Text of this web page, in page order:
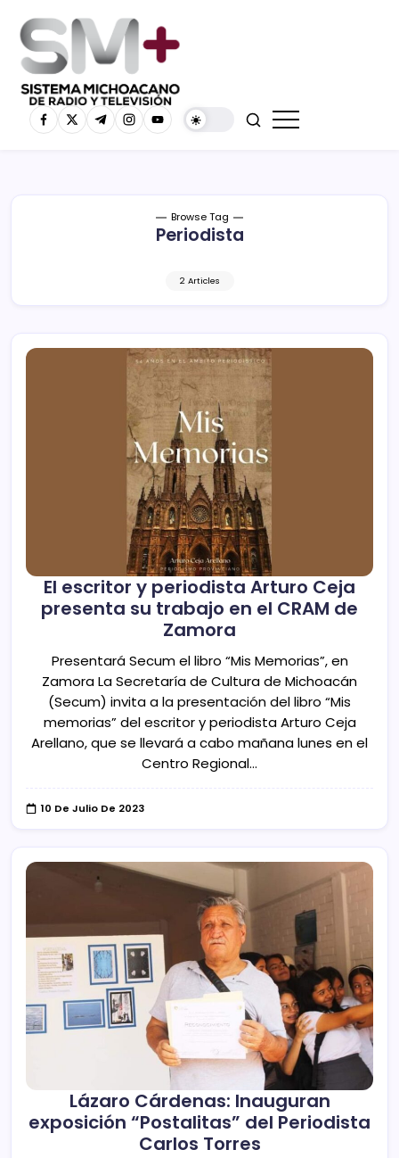
Browse Tag
Periodista
2 Articles
El escritor y periodista Arturo Ceja
presenta su trabajo en el CRAM de
Zamora
Presentará Secum el libro “Mis Memorias”, en
Zamora La Secretaría de Cultura de Michoacán
(Secum) invita a la presentación del libro “Mis
memorias” del escritor y periodista Arturo Ceja
Arellano, que se llevará a cabo mañana lunes en el
Centro Regional…
10 De Julio De 2023
Lázaro Cárdenas: Inauguran
exposición “Postalitas” del Periodista
Carlos Torres